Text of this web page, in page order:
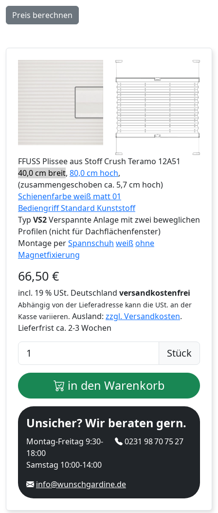
Preis berechnen
FFUSS Plissee aus Stoff Crush Teramo 12A51
40,0 cm breit, 80,0 cm hoch,
(zusammengeschoben ca. 5,7 cm hoch)
Schienenfarbe weiß matt 01
Bediengriff Standard Kunststoff
Typ VS2Verspannte Anlage mit zwei beweglichen
Profilen (nicht für Dachflächenfenster)
Montage perSpannschuh weißohne
Magnetfixierung
66,50 €
incl. 19 % USt. Deutschland versandkostenfrei
Abhängig von der Lieferadresse kann die USt. an der
Kasse variieren. Ausland: zzgl. Versandkosten.
Lieferfrist ca. 2-3 Wochen
Stück
in den Warenkorb
Unsicher? Wir beraten gern.
Montag-Freitag 9:30-
18:00
Samstag 10:00-14:00
0231 98 70 75 27
info@wunschgardine.de